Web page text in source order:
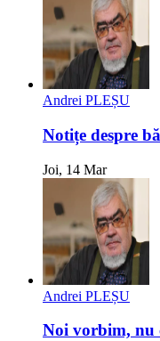
Andrei PLEȘU
Notițe despre
Joi, 14 Mar
Andrei PLEȘU
Noi vorbim, nu